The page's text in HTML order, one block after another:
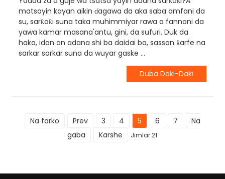
matsayin kayan aikin ɗagawa da aka saba amfani da
su, sarƙoƙi suna taka muhimmiyar rawa a fannoni da
yawa kamar masana'antu, gini, da sufuri. Duk da
haka, idan an adana shi ba daidai ba, sassan ƙarfe na
sarkar sarkar suna da wuyar gaske ...
Duba Daki-Daki
Na farko Prev 3 4 5 6 7
Na
gaba
Karshe Jimlar 21